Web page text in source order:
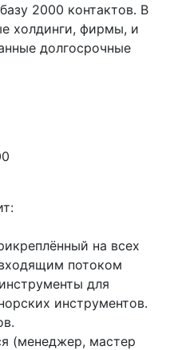
2000 контактов. В
холдинги, фирмы, и
долгосрочные
на всех
потоком
для
инструментов.
(менеджер, мастер